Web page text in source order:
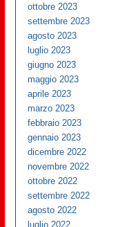
ottobre 2023
settembre 2023
agosto 2023
luglio 2023
giugno 2023
maggio 2023
aprile 2023
marzo 2023
febbraio 2023
gennaio 2023
dicembre 2022
novembre 2022
ottobre 2022
settembre 2022
agosto 2022
luglio 2022